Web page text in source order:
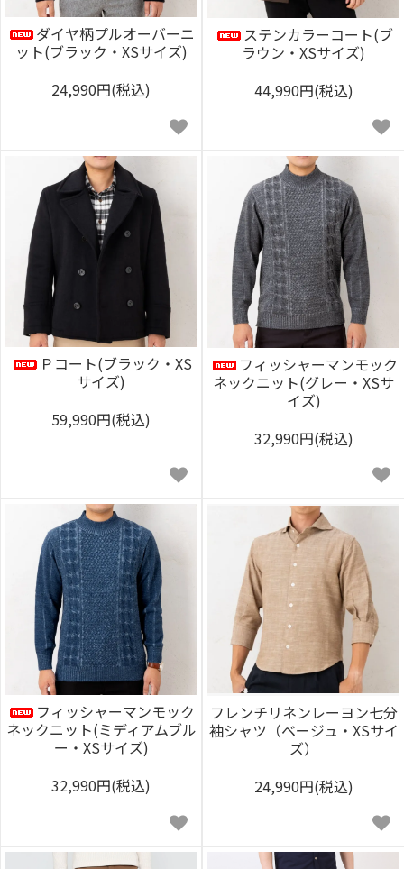
ダイヤ柄プルオーバーニ
ット(ブラック・XSサイズ)
24,990円(税込)
ステンカラーコート(ブ
ラウン・XSサイズ)
44,990円(税込)
Ｐコート(ブラック・XS
サイズ)
59,990円(税込)
フィッシャーマンモック
ネックニット(グレー・XSサ
イズ)
32,990円(税込)
フィッシャーマンモック
ネックニット(ミディアムブル
ー・XSサイズ)
32,990円(税込)
フレンチリネンレーヨン七分
袖シャツ（ベージュ・XSサイ
ズ）
24,990円(税込)